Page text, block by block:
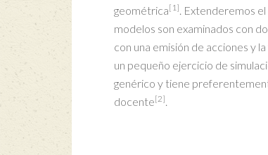
geométrica[1]. Extenderemos
modelos son examinados con
con una emisión de acciones y
un pequeño ejercicio de
genérico y tiene
docente[2].